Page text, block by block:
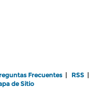
Frecuentes | RSS |
de Sitio